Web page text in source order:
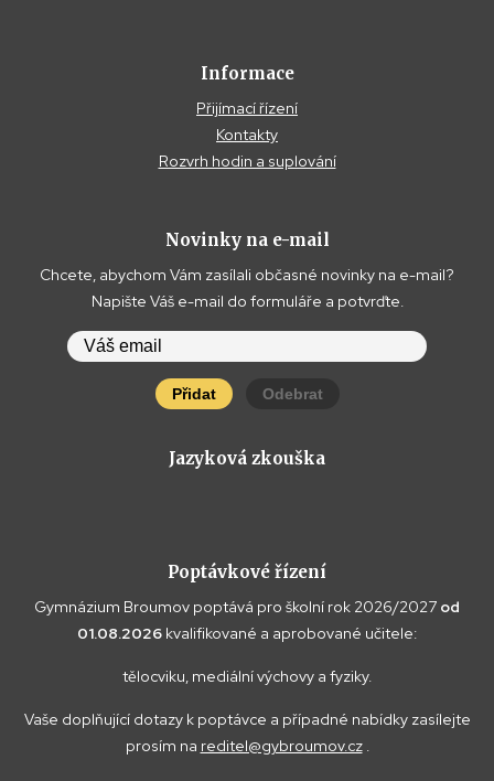
Informace
Přijímací řízení
Kontakty
Rozvrh hodin a suplování
Novinky na e-mail
Chcete, abychom Vám zasílali občasné novinky na e-mail?
Napište Váš e-mail do formuláře a potvrďte.
Přidat Odebrat
Jazyková zkouška
Poptávkové řízení
Gymnázium Broumov poptává pro školní rok 2026/2027 od
01.08.2026 kvalifikované a aprobované učitele:
tělocviku, mediální výchovy a fyziky.
Vaše doplňující dotazy k poptávce a případné nabídky zasílejte
prosím na reditel@gybroumov.cz.